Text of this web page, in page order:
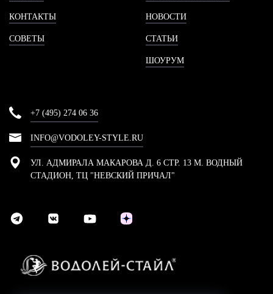
КОНТАКТЫ
СОВЕТЫ
НОВОСТИ
СТАТЬИ
ШОУРУМ
+7 (495) 274 06 36
INFO@VODOLEY-STYLE.RU
УЛ. АДМИРАЛА МАКАРОВА Д. 6 СТР. 13 М. ВОДНЫЙ
СТАДИОН, ТЦ "НЕВСКИЙ ПРИЧАЛ"